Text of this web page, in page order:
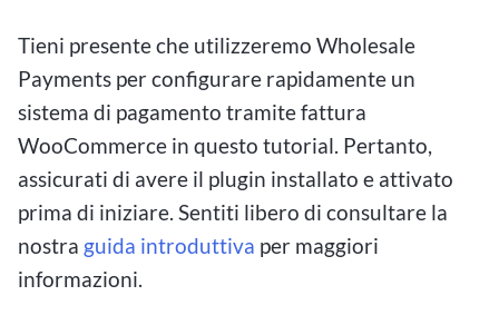
Tieni presente che utilizzeremo Wholesale
Payments per configurare rapidamente un
sistema di pagamento tramite fattura
WooCommerce in questo tutorial. Pertanto,
assicurati di avere il plugin installato e attivato
prima di iniziare. Sentiti libero di consultare la
nostra guida introduttiva per maggiori
informazioni.